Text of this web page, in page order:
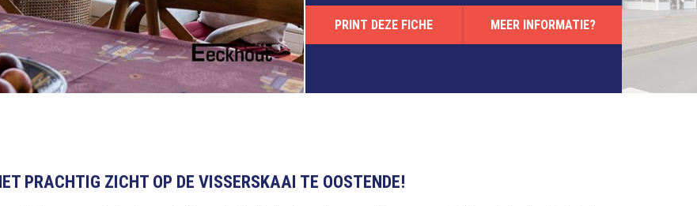
PRINT DEZE FICHE MEER INFORMATIE?
PRACHTIG ZICHT OP DE VISSERSKAAI TE OOSTENDE!